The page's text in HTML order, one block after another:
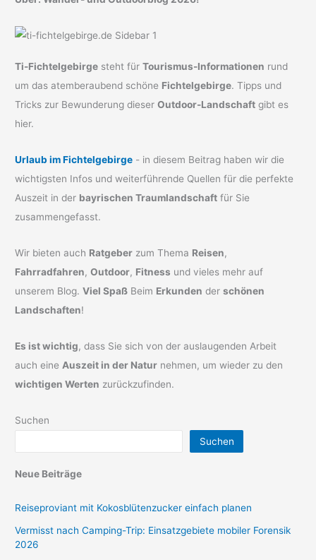
Ti-Fichtelgebirge steht fürTourismus-Informationen rund
um das atemberaubend schöne Fichtelgebirge. Tipps und
Tricks zur Bewunderung dieserOutdoor-Landschaft gibt es
hier.
Urlaub im Fichtelgebirge - in diesem Beitrag haben wir die
wichtigsten Infos und weiterführende Quellen für die perfekte
Auszeit in der bayrischen Traumlandschaft für Sie
zusammengefasst.
Wir bieten auch Ratgeber zum Thema Reisen,
Fahrradfahren,Outdoor, Fitness und vieles mehr auf
unserem Blog.Viel Spaß Beim Erkunden derschönen
Landschaften!
Es ist wichtig, dass Sie sich von der auslaugenden Arbeit
auch eineAuszeit in der Natur nehmen, um wieder zu den
wichtigen Werten zurückzufinden.
Suchen
Suchen
Neue Beiträge
Reiseproviant mit Kokosblütenzucker einfach planen
Vermisst nach Camping-Trip: Einsatzgebiete mobiler Forensik
2026